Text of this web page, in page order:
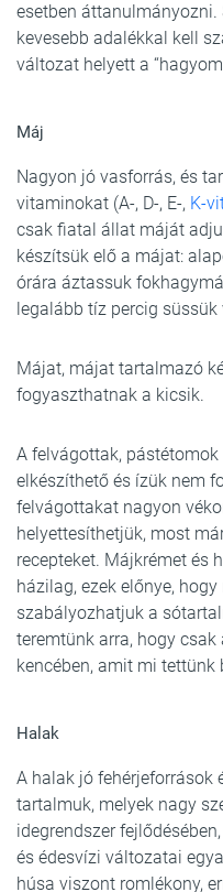
esetben áttanulmányozni.
kevesebb adalékkal kell
változat helyett a
Máj
Nagyon jó vasforrás, és
vitaminokat (A-, D-, E-, K-
csak fiatal állat máját
készítsük elő a májat:
órára áztassuk
legalább tíz percig süssük
Májat, májat tartalmazó
fogyaszthatnak a kicsik.
A felvágottak,
elkészíthető és ízük nem
felvágottakat nagyon
helyettesíthetjük, most
recepteket. Májkrémet és
házilag, ezek előnye,
szabályozhatjuk a
teremtünk arra, hogy
kencében, amit mi tettünk
Halak
A halak jó fehérjeforrások
tartalmuk, melyek nagy
idegrendszer
és édesvízi változatai
húsa viszont romlékony,